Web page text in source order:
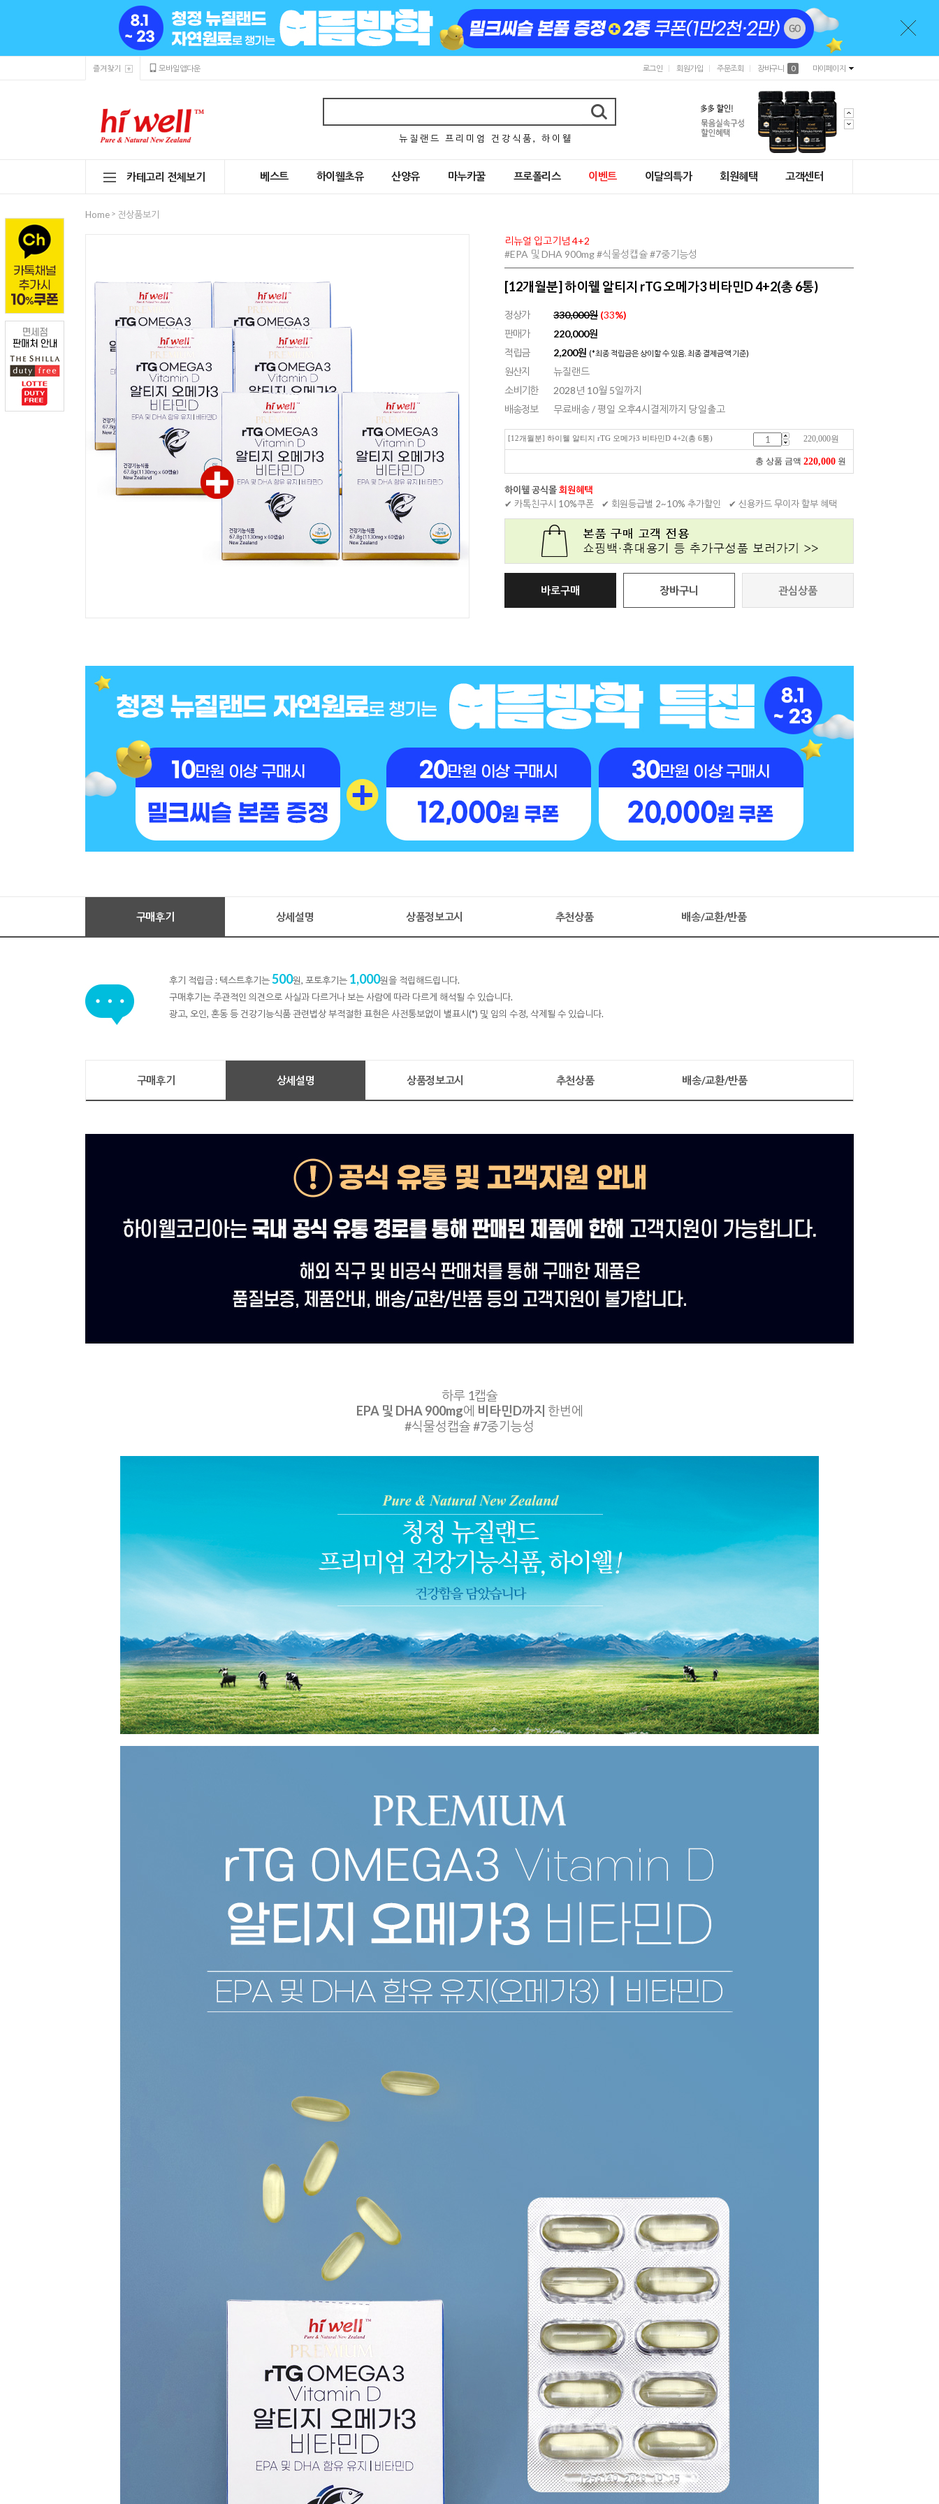
즐겨찾기 모바일앱다운 로그인 회원가입 주문조회 장바구니 0 마이페이지
뉴 질 랜 드 프 리 미 엄 건 강 식 품 , 하 이 웰
카테고리 전체보기 베스트 하이웰초유 산양유 마누카꿀 프로폴리스 이벤트 이달의특가 회원혜택 고객센터
Home > 전상품보기
리뉴얼 입고기념 4+2
#EPA 및 DHA 900mg #식물성캡슐 #7중기능성
[12개월분] 하이웰 알티지 rTG 오메가3 비타민D 4+2(총 6통)
정상가 330,000원 (33%)
판매가
220,000원
적립금
2,200원 (*최종 적립금은 상이할 수 있음. 최종 결제금액 기준)
원산지
뉴질랜드
소비기한
2028년 10월 5일까지
배송정보
무료배송 / 평일 오후4시결제까지 당일출고
[12개월분] 하이웰 알티지 rTG 오메가3 비타민D 4+2(총 6통) 220,000원
총 상품 금액 220,000 원
하이웰 공식몰회원혜택
✔ 카톡친구시 10%쿠폰
✔ 회원등급별 2~10% 추가할인 ✔ 신용카드 무이자 할부 혜택
바로구매 장바구니 관심상품
구매후기 상세설명 상품정보고시 추천상품 배송/교환/반품
후기 적립금 : 텍스트후기는500원, 포토후기는 1,000원을 적립해드립니다.
구매후기는 주관적인 의견으로 사실과 다르거나 보는 사람에 따라 다르게 해석될 수 있습니다.
광고, 오인, 혼동 등 건강기능식품 관련법상 부적절한 표현은 사전통보없이 별표시(*) 및 임의 수정, 삭제될 수 있습니다.
구매후기 상세설명 상품정보고시 추천상품 배송/교환/반품
하루 1캡슐
EPA 및 DHA 900mg에 비타민D까지 한번에
#식물성캡슐 #7중기능성